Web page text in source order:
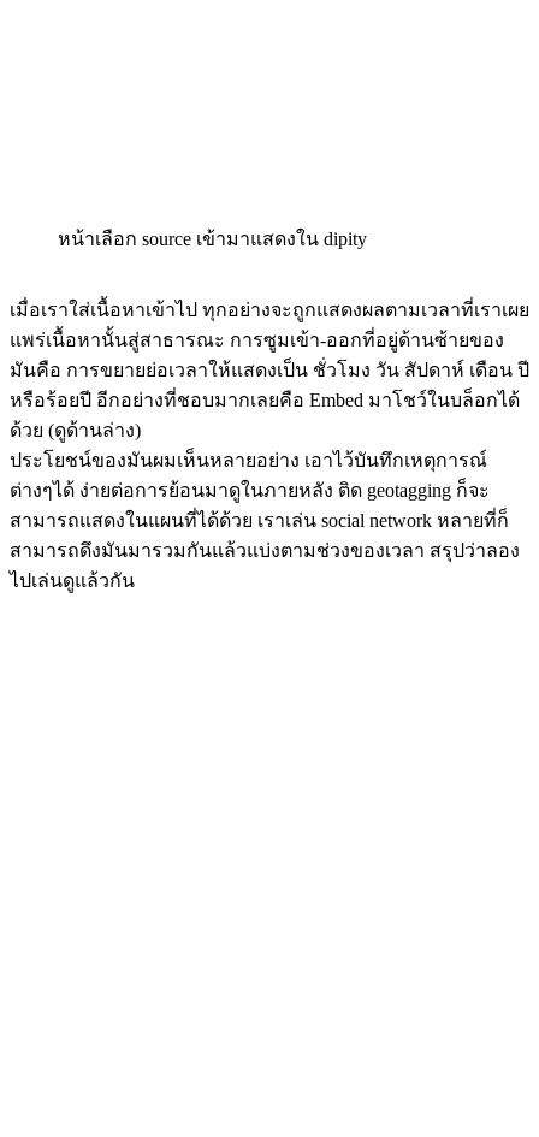
หน้าเลือก source เข้ามาแสดงใน dipity
เมื่อเราใส่เนื้อหาเข้าไป ทุกอย่างจะถูกแสดงผลตามเวลาที่เราเผย
แพร่เนื้อหานั้นสู่สาธารณะ การซูมเข้า-ออกที่อยู่ด้านซ้ายของ
มันคือ การขยายย่อเวลาให้แสดงเป็น ชั่วโมง วัน สัปดาห์ เดือน ปี
หรือร้อยปี อีกอย่างที่ชอบมากเลยคือ Embed มาโชว์ในบล็อกได้
ด้วย (ดูด้านล่าง)
ประโยชน์ของมันผมเห็นหลายอย่าง เอาไว้บันทึกเหตุการณ์
ต่างๆได้ ง่ายต่อการย้อนมาดูในภายหลัง ติด geotagging ก็จะ
สามารถแสดงในแผนที่ได้ด้วย เราเล่น social network หลายที่ก็
สามารถดึงมันมารวมกันแล้วแบ่งตามช่วงของเวลา สรุปว่าลอง
ไปเล่นดูแล้วกัน